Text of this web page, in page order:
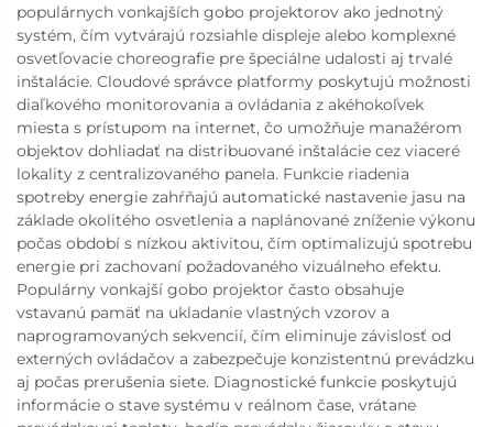
populárnych vonkajších gobo projektorov ako jednotný
systém, čím vytvárajú rozsiahle displeje alebo komplexné
osvetľovacie choreografie pre špeciálne udalosti aj trvalé
inštalácie. Cloudové správce platformy poskytujú možnosti
diaľkového monitorovania a ovládania z akéhokoľvek
miesta s prístupom na internet, čo umožňuje manažérom
objektov dohliadať na distribuované inštalácie cez viaceré
lokality z centralizovaného panela. Funkcie riadenia
spotreby energie zahŕňajú automatické nastavenie jasu na
základe okolitého osvetlenia a naplánované zníženie výkonu
počas období s nízkou aktivitou, čím optimalizujú spotrebu
energie pri zachovaní požadovaného vizuálneho efektu.
Populárny vonkajší gobo projektor často obsahuje
vstavanú pamäť na ukladanie vlastných vzorov a
naprogramovaných sekvencií, čím eliminuje závislosť od
externých ovládačov a zabezpečuje konzistentnú prevádzku
aj počas prerušenia siete. Diagnostické funkcie poskytujú
informácie o stave systému v reálnom čase, vrátane